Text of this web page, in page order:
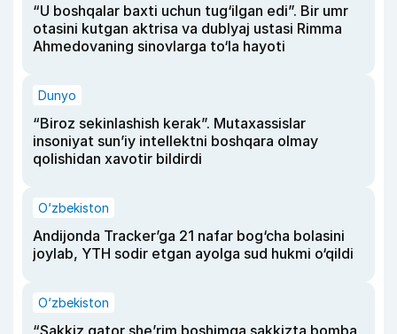
“U boshqalar baxti uchun tug‘ilgan edi”. Bir umr
otasini kutgan aktrisa va dublyaj ustasi Rimma
Ahmedovaning sinovlarga to‘la hayoti
Dunyo
“Biroz sekinlashish kerak”. Mutaxassislar
insoniyat sun’iy intellektni boshqara olmay
qolishidan xavotir bildirdi
O‘zbekiston
Andijonda Tracker’ga 21 nafar bog‘cha bolasini
joylab, YTH sodir etgan ayolga sud hukmi o‘qildi
O‘zbekiston
“Sakkiz qator she’rim boshimga sakkizta bomba